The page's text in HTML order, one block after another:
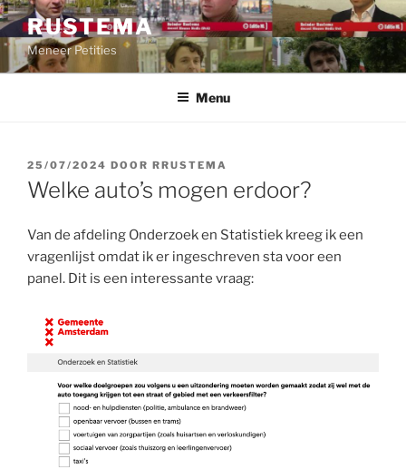
Ga
naar
inhoud
RUSTEMA
Meneer Petities
Menu
GEPLAATST
OP
25/07/2024 DOOR RRUSTEMA
Welke auto’s mogen erdoor?
Van de afdeling Onderzoek en Statistiek kreeg ik een
vragenlijst omdat ik er ingeschreven sta voor een
panel. Dit is een interessante vraag: